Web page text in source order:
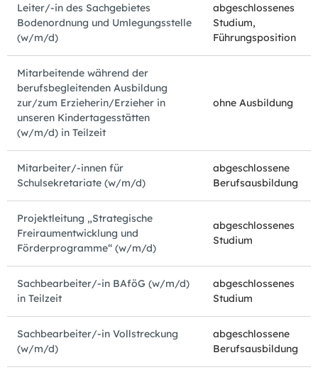
Leiter/-in des Sachgebietes
Bodenordnung und Umlegungsstelle
(w/m/d)
abgeschlossenes
Studium,
Führungsposition
Mitarbeitende während der
berufsbegleitenden Ausbildung
zur/zum Erzieherin/Erzieher in
unseren Kindertagesstätten
(w/m/d) in Teilzeit
ohne Ausbildung
Mitarbeiter/-innen für
Schulsekretariate (w/m/d)
abgeschlossene
Berufsausbildung
Projektleitung „Strategische
Freiraumentwicklung und
Förderprogramme“ (w/m/d)
abgeschlossenes
Studium
Sachbearbeiter/-in BAföG (w/m/d)
in Teilzeit
abgeschlossenes
Studium
Sachbearbeiter/-in Vollstreckung
(w/m/d)
abgeschlossene
Berufsausbildung